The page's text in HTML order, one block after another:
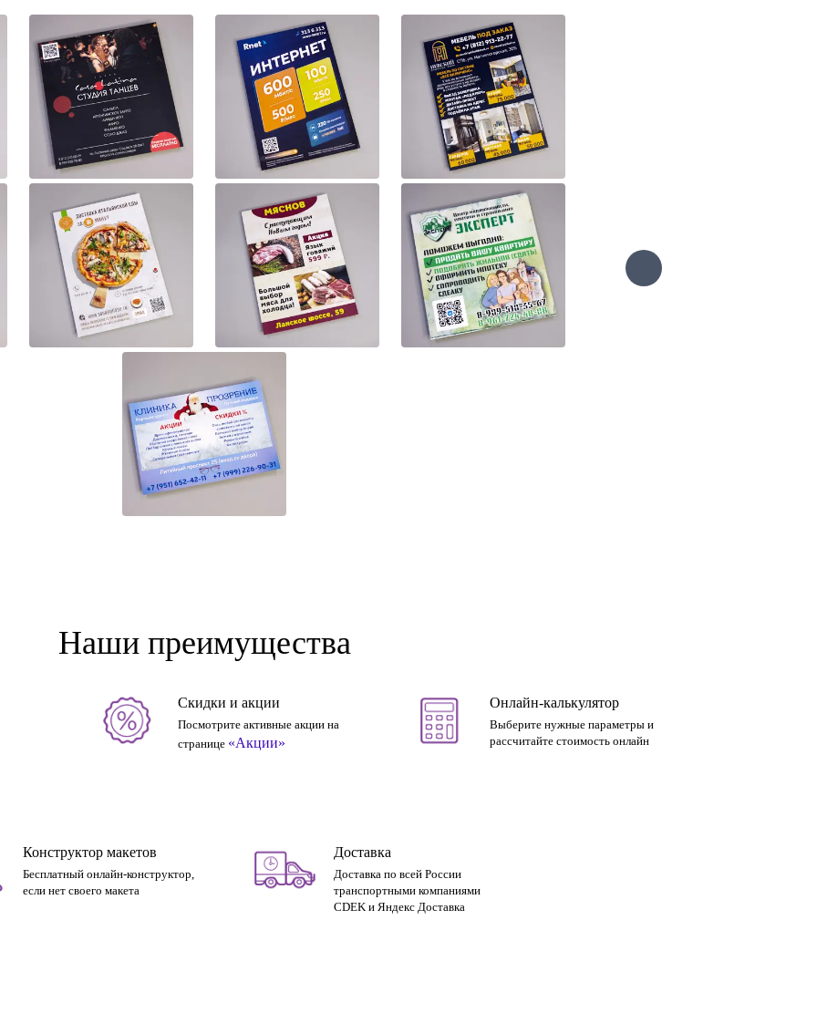
Наши преимущества
Скидки и акции
Посмотрите активные акции на
странице «Акции»
Онлайн-калькулятор
Выберите нужные параметры и
рассчитайте стоимость онлайн
Конструктор макетов
Бесплатный онлайн-конструктор,
если нет своего макета
Доставка
Доставка по всей России
транспортными компаниями
CDEK и Яндекс Доставка